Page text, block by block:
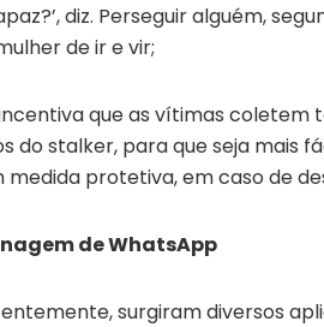
diz. Perseguir alguém,
de ir e vir;
que as vítimas coletem
do stalker, para que seja mais
medida protetiva, em caso de
de WhatsApp
surgiram diversos